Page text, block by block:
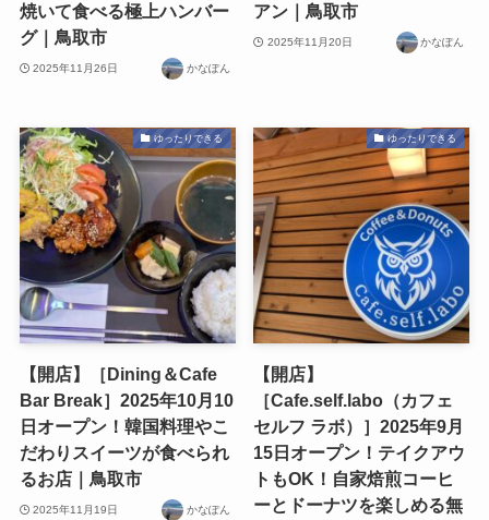
焼いて食べる極上ハンバー
グ｜鳥取市
2025年11月26日 かなぽん
アン｜鳥取市
2025年11月20日 かなぽん
ゆったりできる
【開店】［Dining＆Cafe
Bar Break］2025年10月10
日オープン！韓国料理やこ
だわりスイーツが食べられ
るお店｜鳥取市
2025年11月19日 かなぽん
ゆったりできる
【開店】
［Cafe.self.labo（カフェ
セルフ ラボ）］2025年9月
15日オープン！テイクアウ
トもOK！自家焙煎コーヒ
ーとドーナツを楽しめる無